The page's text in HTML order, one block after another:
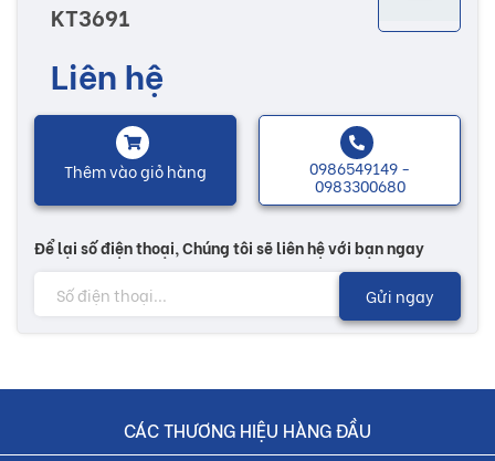
chuộng nhờ vào những họa tiết, hoa văn sống động được in kỹ
thêm nhiều sự lựa chọn cho bạn để có thể lựa chọn được một sản
phẩm ưng ý, xây dựng nên một ngôi nhà hoàn thiện và ấm áp.
Lưu ý:
Hình ảnh quý khách đang xem có thể khác 2/10 so với thực tế
do công nghệ chụp hình và ánh sáng
Đơn giá trên chưa bao gồm Vận chuyển và Khuyến mãi
KT3691
Liên hệ
Thêm vào giỏ hàng 0986549149 -
0983300680
Để lại số điện thoại, Chúng tôi sẽ liên hệ với bạn ngay
Gửi ngay
CÁC THƯƠNG HIỆU HÀNG ĐẦU